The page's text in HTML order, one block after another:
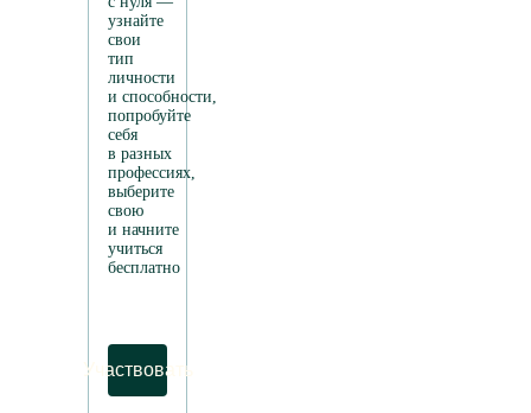
узнайте
свои
тип
личности
и способности,
попробуйте
себя
в разных
профессиях,
выберите
свою
и начните
учиться
бесплатно
Участвовать